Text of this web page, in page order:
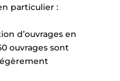
particulier :
d’ouvrages en
ouvrages sont